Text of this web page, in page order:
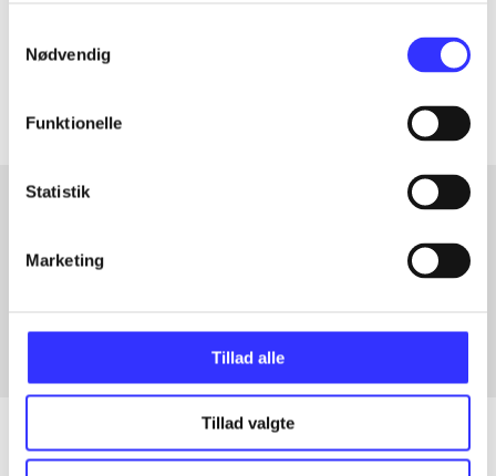
Nødvendig
Funktionelle
Statistik
Marketing
Tillad alle
Tillad valgte
Artiklerne i
Artikler med samme emner